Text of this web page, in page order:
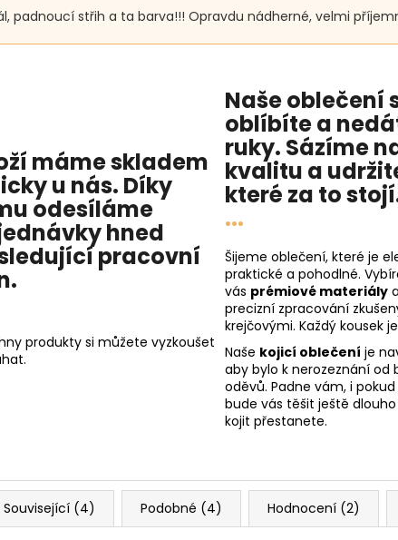
je
5
padnoucí střih a ta barva!!! Opravdu nádherné, velmi
máme skladem
u nás. Díky
odesíláme
hned
pracovní
.
produkty si můžete vyzkoušet
Naše oblečení
oblíbíte a
ruky. Sázíme
kvalitu a
které za to
...
Šijeme oblečení, které je
praktické a pohodlné.
vás prémiové materiály
precizní zpracování
krejčovými. Každý kousek
Naše kojicí oblečení je
aby bylo k nerozeznání od
oděvů. Padne vám, i
bude vás těšit ještě
kojit přestanete.
Související (4) Podobné (4) Hodnocení (2)